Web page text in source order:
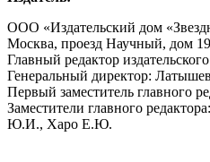
ООО «Издательский дом
Москва, проезд Научный, дом
Главный редактор
Генеральный директор:
Первый заместитель главного
Заместители главного
Ю.И., Харо Е.Ю.